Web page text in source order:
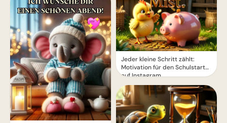
Jeder kleine Schritt zählt:
Motivation für den Schulstart
auf Instagram.